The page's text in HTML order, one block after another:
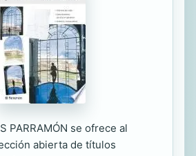
PARRAMÓN se ofrece al
abierta de títulos